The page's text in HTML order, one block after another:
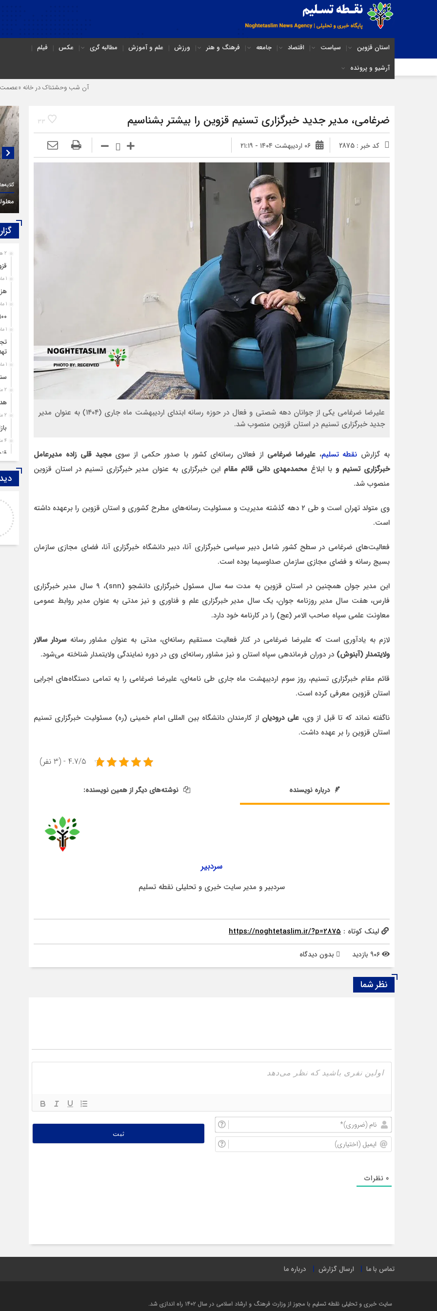
استان قزوین سیاست اقتصاد جامعه فرهنگ و هنر ورزش علم و آموزش مطالبه گری عکس
فیلم
آرشیو و پرونده
آن شب وحشتناک در خانه «عصمت» از
33 ضرغامی، مدیر جدید خبرگزاری تسنیم قزوین را بیشتر بشناسیم
کد خبر : 2875 ۰۶ اردیبهشت ۱۴۰۴ - ۲۱:۱۹
علیرضا ضرغامی یکی از جوانان دهه شصتی و فعال در حوزه رسانه ابتدای اردیبهشت ماه جاری (۱۴۰۴) به عنوان مدیر
جدید خبرگزاری تسنیم در استان قزوین منصوب شد.
به گزارش نقطه تسلیم،علیرضا ضرغامی از فعالان رسانه‌ای کشور با صدور حکمی از سویمجید قلی زاده مدیرعامل
خبرگزاری تسنیم و با ابلاغ محمدمهدی دانی قائم مقام این خبرگزاری به عنوان مدیر خبرگزاری تسنیم در استان قزوین
منصوب شد.
وی متولد تهران است و طی ۲ دهه گذشته مدیریت و مسئولیت رسانه‌های مطرح کشوری و استان قزوین را برعهده داشته
است.
فعالیت‌های ضرغامی در سطح کشور شامل دبیر سیاسی خبرگزاری آنا، دبیر دانشگاه خبرگزاری آنا، فضای مجازی سازمان
بسیج رسانه و فضای مجازی سازمان صداوسیما بوده است.
این مدیر جوان همچنین در استان قزوین به مدت سه سال مسئول خبرگزاری دانشجو (snn)، ۹ سال مدیر خبرگزاری
فارس، هفت سال مدیر روزنامه جوان، یک سال مدیر خبرگزاری علم و فناوری و نیز مدتی به عنوان مدیر روابط عمومی
معاونت علمی سپاه صاحب الامر (عج) را در کارنامه خود دارد.
لازم به یادآوری است که علیرضا ضرغامی در کنار فعالیت مستقیم رسانه‌ای، مدتی به عنوان مشاور رسانه‌سردار سالار
ولایتمدار (آبنوش) در دوران فرماندهی سپاه استان و نیز مشاور رسانه‌ای وی در دوره نمایندگی ولایتمدار شناخته می‌شود.
قائم مقام خبرگزاری تسنیم، روز سوم اردیبهشت ماه جاری طی نامه‌ای، علیرضا ضرغامی را به تمامی دستگاه‌های اجرایی
استان قزوین معرفی کرده است.
ناگفته نماند که تا قبل از وی، علی درودیان از کارمندان دانشگاه بین المللی امام خمینی (ره) مسئولیت خبرگزاری تسنیم
استان قزوین را بر عهده داشت.
4.7/5 - (3 نفر)
درباره نویسنده نوشته‌های دیگر از همین نویسنده:
سردبیر
سردبیر و مدیر سایت خبری و تحلیلی نقطه تسلیم
لینک کوتاه : https://noghtetaslim.ir/?p=2875
بدون دیدگاه
نظر شما
(ضروری)*
ایمیل
(اختیاری)
0 نظرات
گلایه‌های یک فعال حقوق معلولان در قزوین:
معلولیت، محدودیت نیست؛ بی‌توجهی مسئولان است
2 هفته قبل
1 ماه قبل
1 ماه قبل
۹۰۰ پرونده برای
1 ماه قبل
1 ماه قبل
2 ماه قبل
2 ماه قبل
4 ماه قبل
قزوین ۱۴۰۴،
اصغر احمد
تماس با ما ارسال گزارش درباره ما
سایت خبری و تحلیلی نقطه تسلیم با مجوز از وزارت فرهنگ و ارشاد اسلامی در سال ۱۴۰۲ راه اندازی شد.